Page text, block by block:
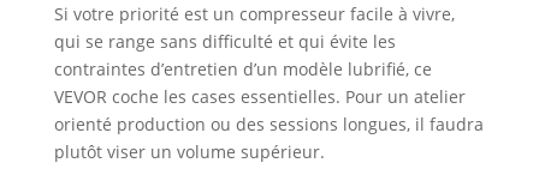
cylindre
d'admission en
même temps, ce
qui permet
d'économiser
efficacement du
Si votre priorité est un compresseur facile à vivre,
qui se range sans difficulté et qui évite les
contraintes d’entretien d’un modèle lubrifié, ce
VEVOR coche les cases essentielles. Pour un atelier
orienté production ou des sessions longues, il faudra
plutôt viser un volume supérieur.